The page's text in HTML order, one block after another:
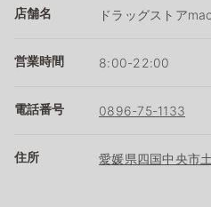
店舗名 ドラッグストア
営業時間 8:00-22:00
電話番号 0896-75-1133
住所 愛媛県四国中央市